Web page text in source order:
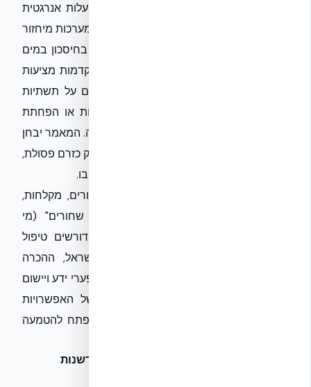
פתרו חלק ניכר מהבעיה, הם אינם נקיים מעלות אנרגטית
וסביבתית. כאן נכנסת לתמונה חשיבותן של מערכות מיחזור
מים בתוך המבנה עצמו. אנו נתמקד לא רק בחיסכון במים
טריים, אלא בפוטנציאל שהטכנולוגיות המתקדמות מציעות
לשיפור איכות חיי הדיירים, הפחתת עומסים על תשתיות
הביוב העירוניות, ואף יצירת הכנסות עקיפות או הפחתת
הוצאות תפעול משמעותיות לאורך חיי המבנה. המאמר יבחן
את היתרונות של מים אפורים כמשאב, ולא רק כזרם פסולת,
ואת הדרכים שבהן ניתן למקסם את השימוש בו.
"מים אפורים" מוגדרים כמים שמקורם בכיורים, מקלחות,
אמבטיות ומכונות כביסה. בניגוד ל"מים שחורים" (מי
אסלות), הם מכילים פחות מזהמים ולכן דורשים טיפול
פשוט וזול יותר לצורך שימוש חוזר. בישראל, ההכרה
בפוטנציאל הזה מתפתחת, אך עדיין קיימים פערי ידע ויישום
שחשוב לגשר עליהם. ההבנה העמוקה של האפשרויות
הטכנולוגיות וההבטים הרגולטוריים היא המפתח להטמעה
מעבר לפתרונות מיחזור קונבנציונליים: חדשנות